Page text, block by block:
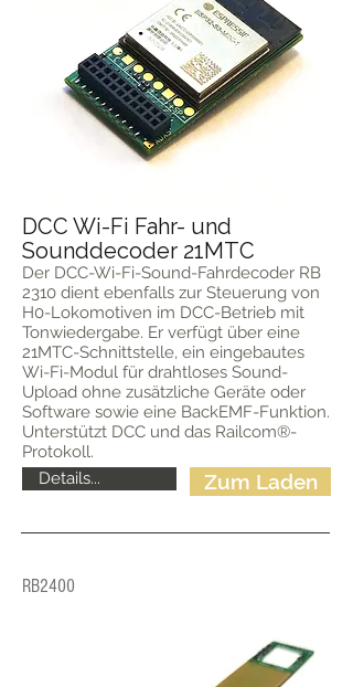
DCC Wi-Fi Fahr- und
Sounddecoder 21MTC
Der DCC-Wi-Fi-Sound-Fahrdecoder RB
2310 dient ebenfalls zur Steuerung von
H0-Lokomotiven im DCC-Betrieb mit
Tonwiedergabe. Er verfügt über eine
21MTC-Schnittstelle, ein eingebautes
Wi-Fi-Modul für drahtloses Sound-
Upload ohne zusätzliche Geräte oder
Software sowie eine BackEMF-Funktion.
Unterstützt DCC und das Railcom®-
Protokoll.
Details...
Zum Laden
RB2400